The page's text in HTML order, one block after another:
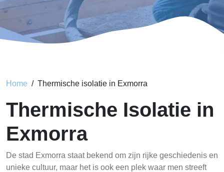
Home Thermische isolatie in Exmorra
Thermische Isolatie in
Exmorra
De stad Exmorra staat bekend om zijn rijke geschiedenis en
unieke cultuur, maar het is ook een plek waar men streeft